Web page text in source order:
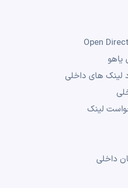
یاهو
لینک های داخلی
لینک
داخلی